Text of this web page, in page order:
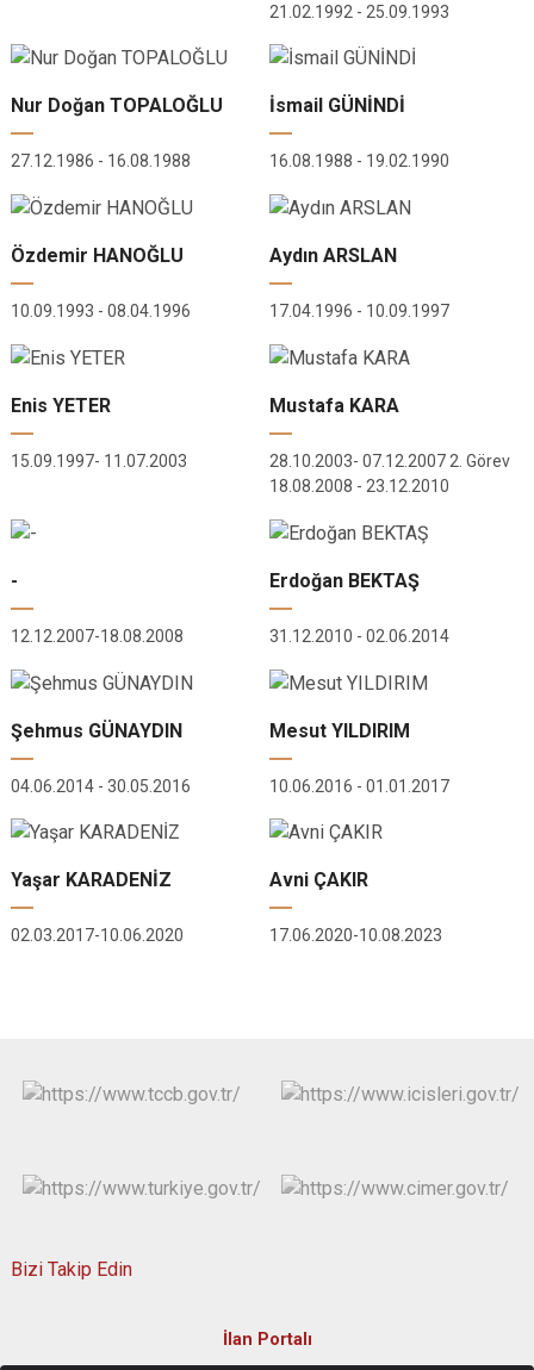
21.02.1992 - 25.09.1993
Nur Doğan TOPALOĞLU
27.12.1986 - 16.08.1988
İsmail GÜNİNDİ
16.08.1988 - 19.02.1990
Özdemir HANOĞLU
10.09.1993 - 08.04.1996
Aydın ARSLAN
17.04.1996 - 10.09.1997
Enis YETER
15.09.1997- 11.07.2003
Mustafa KARA
28.10.2003- 07.12.2007 2. Görev
18.08.2008 - 23.12.2010
-
12.12.2007-18.08.2008
Erdoğan BEKTAŞ
31.12.2010 - 02.06.2014
Şehmus GÜNAYDIN
04.06.2014 - 30.05.2016
Mesut YILDIRIM
10.06.2016 - 01.01.2017
Yaşar KARADENİZ
02.03.2017-10.06.2020
Avni ÇAKIR
17.06.2020-10.08.2023
Bizi Takip Edin
İlan Portalı